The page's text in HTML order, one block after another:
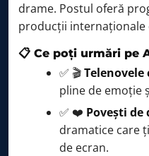
drame. Postul oferă
producții internaționale
📋 Ce poți urmări pe
✅ 🎬Telenovele
pline de emoție
✅ ❤️ Povești de
dramatice care
de ecran.